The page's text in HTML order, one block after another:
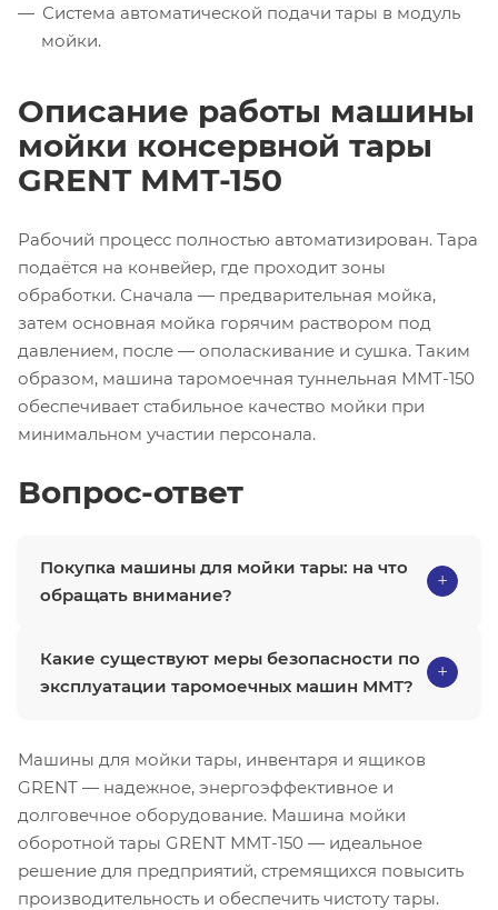
Система автоматической подачи тары в модуль
мойки.
Описание работы машины
мойки консервной тары
GRENT ММТ-150
Рабочий процесс полностью автоматизирован. Тара
подаётся на конвейер, где проходит зоны
обработки. Сначала — предварительная мойка,
затем основная мойка горячим раствором под
давлением, после — ополаскивание и сушка. Таким
образом, машина таромоечная туннельная ММТ-150
обеспечивает стабильное качество мойки при
минимальном участии персонала.
Вопрос-ответ
Покупка машины для мойки тары: на что
обращать внимание?
Какие существуют меры безопасности по
эксплуатации таромоечных машин ММТ?
Машины для мойки тары, инвентаря и ящиков
GRENT — надежное, энергоэффективное и
долговечное оборудование. Машина мойки
оборотной тары GRENT ММТ-150 — идеальное
решение для предприятий, стремящихся повысить
производительность и обеспечить чистоту тары.